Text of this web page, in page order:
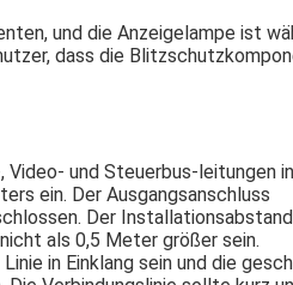
und die Anzeigelampe ist
dass die
und Steuerbus-leitungen
ein. Der Ausgangsanschluss
Der Installationsabstand
als 0,5 Meter größer sein.
in Einklang sein und die